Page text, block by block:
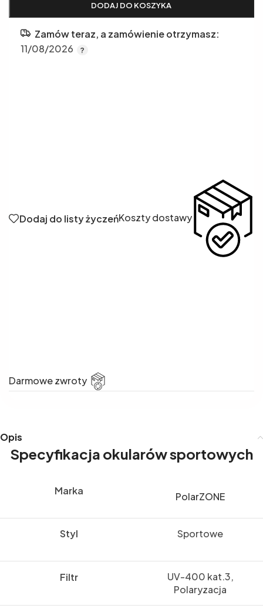
DODAJ DO KOSZYKA
Zamów teraz, a zamówienie otrzymasz:
11/08/2026
Dodaj do listy życzeńKoszty dostawy
Darmowe zwroty
Opis
Specyfikacja okularów sportowych
Marka PolarZONE
Styl Sportowe
Filtr
UV-400 kat.3,
Polaryzacja